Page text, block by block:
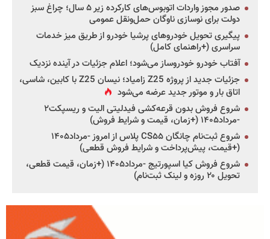
صدور مجوز واردات اتوبوس‌های کارکرده زیر ۵ سال؛ چراغ سبز
دولت برای نوسازی ناوگان حمل‌ونقل عمومی
پیگیری تحویل خودروهای پرشیا خودرو از طریق میز خدمات
سراسری (+راهنمای کامل)
آفتاب خودرو خودروساز می‌شود؛ اعلام جزئیات در آینده نزدیک
جزئیات جدید از پروژه Z25 زامیاد؛ نیسان Z25 با کابین، شاسی،
اتاق بار و موتور جدید عرضه می‌شود
شروع فروش بدون قرعه‌کشی فیدلیتی الیت و ریسپکت۲
-مرداد۱۴۰۵ (+زمان، قیمت و شرایط فروش)
شروع ثبت‌نام چانگان CS۵۵ پلاس از امروز -مرداد۱۴۰۵
(+قیمت، پیش‌پرداخت و شرایط فروش قطعی)
شروع فروش کیا اسپورتیج -مرداد۱۴۰۵ (+زمان، قیمت قطعی،
تحویل ۲۰ روزه و لینک ثبت‌نام)